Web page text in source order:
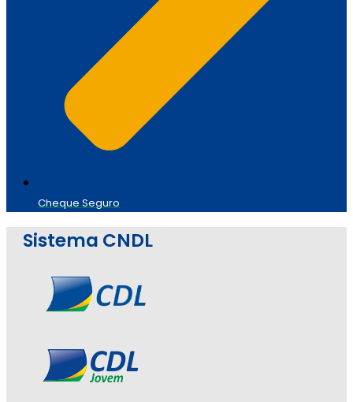
Cheque Seguro
Sistema CNDL